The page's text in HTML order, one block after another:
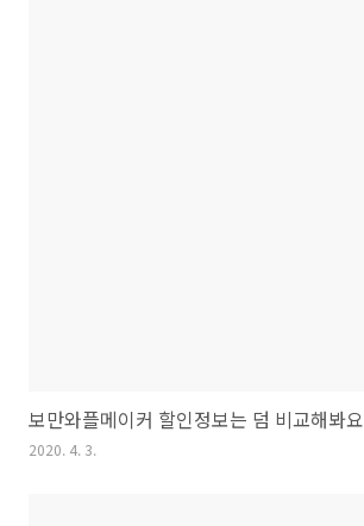
보만와플메이커 할인정보는 덤 비교해봐요
2020. 4. 3.